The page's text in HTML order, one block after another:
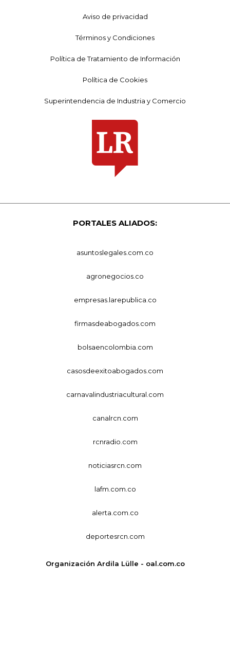
Aviso de privacidad
Términos y Condiciones
Política de Tratamiento de Información
Política de Cookies
Superintendencia de Industria y Comercio
PORTALES ALIADOS:
asuntoslegales.com.co
agronegocios.co
empresas.larepublica.co
firmasdeabogados.com
bolsaencolombia.com
casosdeexitoabogados.com
carnavalindustriacultural.com
canalrcn.com
rcnradio.com
noticiasrcn.com
lafm.com.co
alerta.com.co
deportesrcn.com
Organización Ardila Lülle - oal.com.co